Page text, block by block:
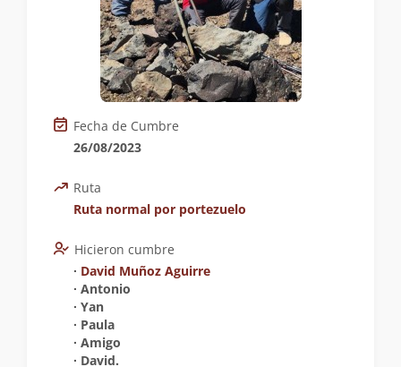
Fecha de Cumbre
26/08/2023
Ruta
Ruta normal por portezuelo
Hicieron cumbre
∙ David Muñoz Aguirre
∙ Antonio
∙ Yan
∙ Paula
∙ Amigo
∙ David.